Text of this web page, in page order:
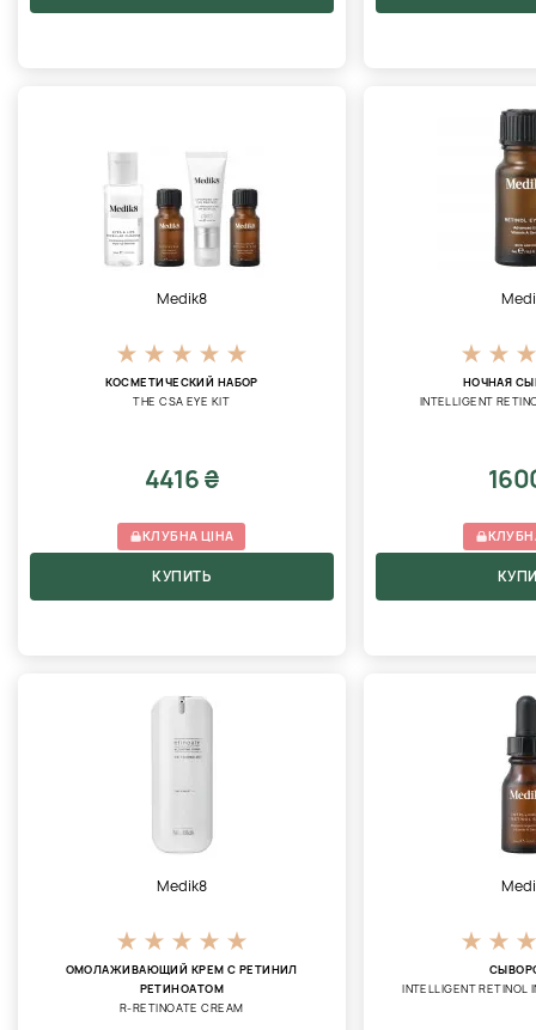
Medik8
КОСМЕТИЧЕСКИЙ НАБОР
THE CSA EYE KIT
4416 ₴
КЛУБНА ЦІНА
КУПИТЬ
НОЧНАЯ
INTELLIGENT
Medik8
ОМОЛАЖИВАЮЩИЙ КРЕМ С РЕТИНИЛ
РЕТИНОАТОМ
R-RETINOATE CREAM
INTELLIGENT RETINOL